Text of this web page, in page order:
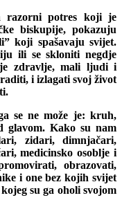
razorni potres koji je
biskupije, pokazuju
koji spašavaju svijet.
ili se skloniti negdje
zdravlje, mali ljudi i
i izlagati svoj život
se ne može je: kruh,
glavom. Kako su nam
zidari, dimnjačari,
medicinsko osoblje i
obrazovati,
i one bez kojih svijet
su ga oholi svojom